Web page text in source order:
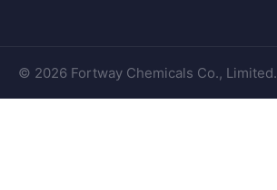
© 2026 Fortway Chemicals Co., Limited.